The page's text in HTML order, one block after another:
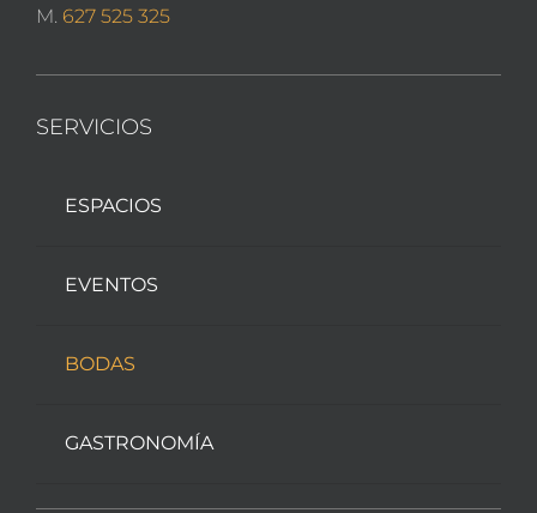
M. 627 525 325
SERVICIOS
ESPACIOS
EVENTOS
BODAS
GASTRONOMÍA